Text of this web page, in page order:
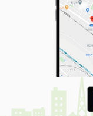
価 格
住
専有
間取
宮城県仙台市宮城
価 格
住